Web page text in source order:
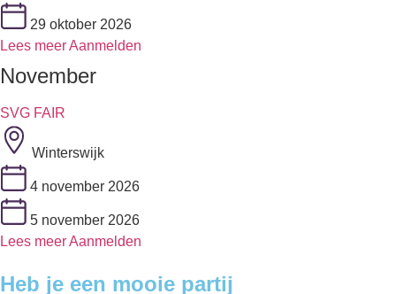
29 oktober 2026
Lees meerAanmelden
November
SVG FAIR
Winterswijk
4 november 2026
5 november 2026
Lees meerAanmelden
Heb je een mooie partij